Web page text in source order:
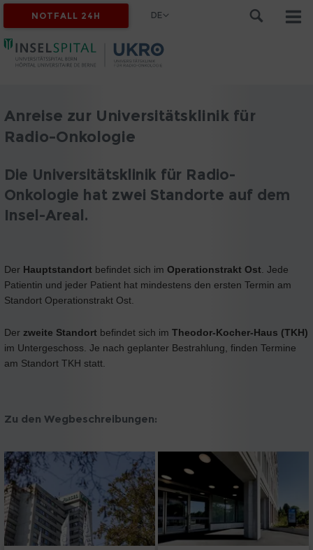
NOTFALL 24H DE
Anreise zur Universitätsklinik für
Radio-Onkologie
Die Universitätsklinik für Radio-
Onkologie hat zwei Standorte auf dem
Insel-Areal.
Der Hauptstandort befindet sich im Operationstrakt Ost . Jede
Patientin und jeder Patient hat mindestens den ersten Termin am
Standort Operationstrakt Ost.
Der zweite Standort befindet sich im Theodor-Kocher-Haus (TKH)
im Untergeschoss. Je nach geplanter Bestrahlung, finden Termine
am Standort TKH statt.
Zu den Wegbeschreibungen: